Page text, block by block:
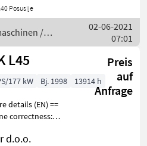
Posusije
/
02-06-2021
07:01
L45
Preis
auf
Anfrage
177 kW Bj. 1998 13914 h
details (EN) ==
correctness:
with board 4m3
d.o.o.